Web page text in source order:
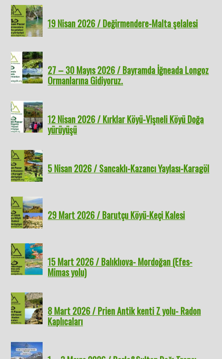
19 Nisan 2026 / Değirmendere-Malta şelalesi
27 – 30 Mayıs 2026 / Bayramda İğneada Longoz
Ormanlarına Gidiyoruz.
12 Nisan 2026 / Kırklar Köyü-Vişneli Köyü Doğa
yürüyüşü
5 Nisan 2026 / Sancaklı-Kazancı Yaylası-Karagöl
29 Mart 2026 / Barutçu Köyü-Keçi Kalesi
15 Mart 2026 / Balıklıova- Mordoğan (Efes-
Mimas yolu)
8 Mart 2026 / Prien Antik kenti Z yolu- Radon
Kaplıcaları